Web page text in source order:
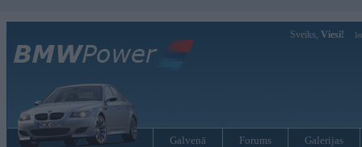
Sveiks, Viesi!
Galvenā Forums Galerijas